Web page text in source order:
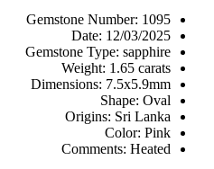
Gemstone Number: 1095
Date: 12/03/2025
Gemstone Type: sapphire
Weight: 1.65 carats
Dimensions: 7.5x5.9mm
Shape: Oval
Origins: Sri Lanka
Color: Pink
Comments: Heated